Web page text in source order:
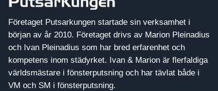
Företaget Putsarkungen startade sin verksamhet i
början av år 2010. Företaget drivs av Marion Pleinadius
och Ivan Pleinadius som har bred erfarenhet och
kompetens inom städyrket. Ivan & Marion är flerfaldiga
världsmästare i fönsterputsning och har tävlat både i
VM och SM i fönsterputsning.